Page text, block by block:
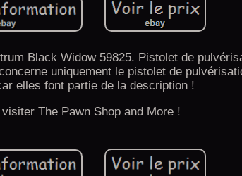
Black Widow 59825. Pistolet de
uniquement le pistolet de
elles font partie de la description !
The Pawn Shop and More !